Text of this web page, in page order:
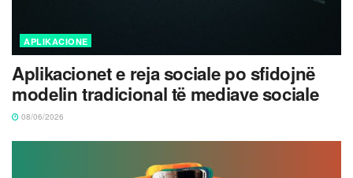
APLIKACIONE
Aplikacionet e reja sociale po sfidojnë
modelin tradicional të mediave sociale
08/06/2026